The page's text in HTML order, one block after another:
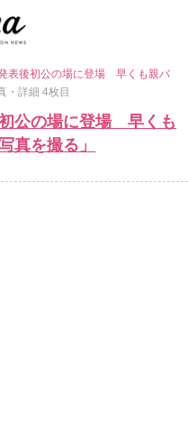
表後初公の場に登場 早くも親バ
・詳細 4枚目
公の場に登場 早くも
真を撮る」